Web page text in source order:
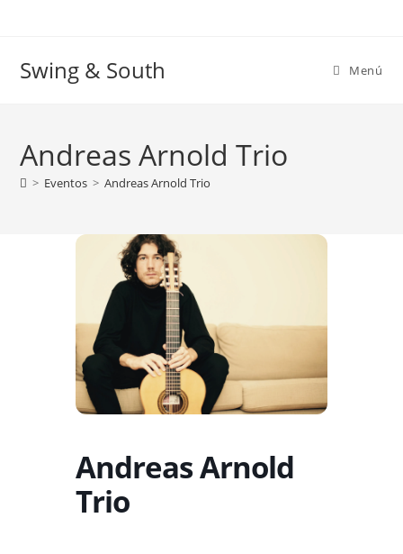
Swing & South Menú
Andreas Arnold Trio
> Eventos > Andreas Arnold Trio
Andreas Arnold
Trio